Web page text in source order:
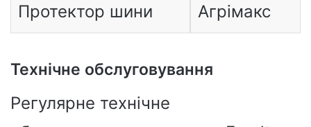
Протектор шини Агрімакс
Технічне обслуговування
Регулярне технічне